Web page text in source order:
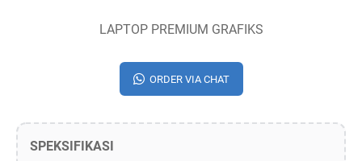
LAPTOP PREMIUM GRAFIKS
ORDER VIA CHAT
SPEKSIFIKASI